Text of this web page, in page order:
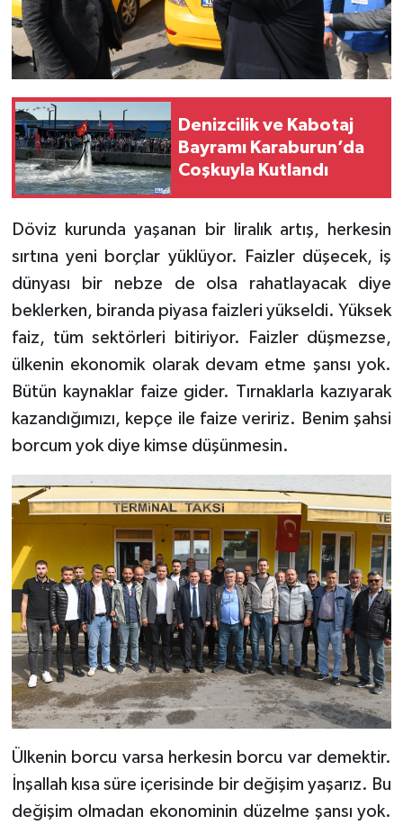
Denizcilik ve Kabotaj
Bayramı Karaburun’da
Coşkuyla Kutlandı
Döviz kurunda yaşanan bir liralık artış, herkesin
sırtına yeni borçlar yüklüyor. Faizler düşecek, iş
dünyası bir nebze de olsa rahatlayacak diye
beklerken, biranda piyasa faizleri yükseldi. Yüksek
faiz, tüm sektörleri bitiriyor. Faizler düşmezse,
ülkenin ekonomik olarak devam etme şansı yok.
Bütün kaynaklar faize gider. Tırnaklarla kazıyarak
kazandığımızı, kepçe ile faize veririz. Benim şahsi
borcum yok diye kimse düşünmesin.
Ülkenin borcu varsa herkesin borcu var demektir.
İnşallah kısa süre içerisinde bir değişim yaşarız. Bu
değişim olmadan ekonominin düzelme şansı yok.